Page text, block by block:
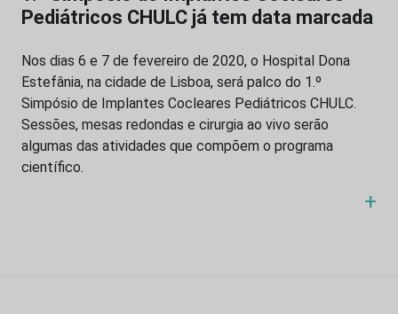
Pediátricos CHULC já tem data marcada
Nos dias 6 e 7 de fevereiro de 2020, o Hospital Dona
Estefânia, na cidade de Lisboa, será palco do 1.º
Simpósio de Implantes Cocleares Pediátricos CHULC.
Sessões, mesas redondas e cirurgia ao vivo serão
algumas das atividades que compõem o programa
científico.
+